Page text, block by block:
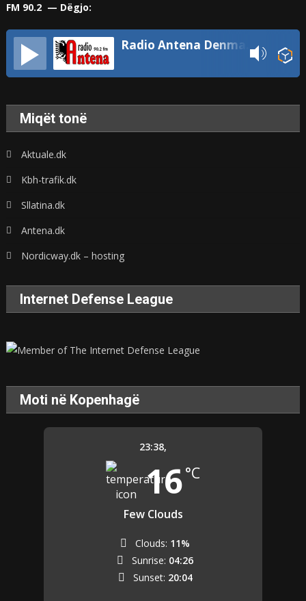
FM 90.2 — Dëgjo:
Radio Antena Denmark
Miqët tonë
Aktuale.dk
Kbh-trafik.dk
Sllatina.dk
Antena.dk
Nordicway.dk – hosting
Internet Defense League
Moti në Kopenhagë
23:38,
16°C
Few Clouds
Clouds: 11%
Sunrise: 04:26
Sunset: 20:04